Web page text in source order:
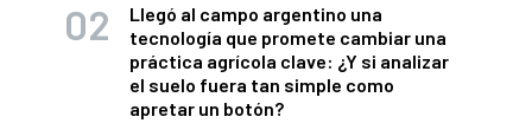
Llegó al campo argentino una
tecnología que promete cambiar una
práctica agrícola clave: ¿Y si analizar
el suelo fuera tan simple como
apretar un botón?